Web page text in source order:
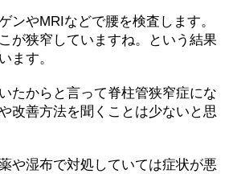
ンやMRIなどで腰を検査します。
が狭窄していますね。という結果
ます。
たからと言って脊柱管狭窄症にな
改善方法を聞くことは少ないと思
や湿布で対処していては症状が悪